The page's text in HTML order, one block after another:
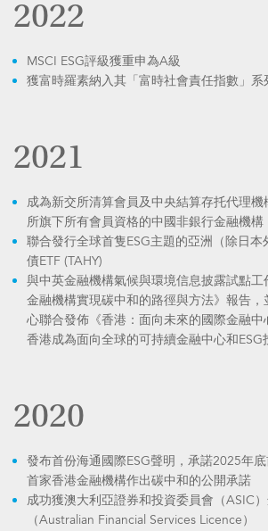
2022
MSCI ESG評級獲重申為A級
獲富時羅素納入其「富時社會責任指數」系
2021
成為新交所清算會員及中央結算存托代理
所旗下所有會員資格的中國非銀行金融機構
聯合發行全球首隻ESG主題的亞洲（除日
債ETF (TAHY)
與中英金融機構氣候與環境信息披露試點工
金融機構實現碳中和的路徑與方法》報告，
心聯合發佈《香港：面向未來的國際金融
香港成為面向全球的可持續金融中心和ESG
2020
發布首份海通國際ESG聲明，承諾2025年
首家香港金融機構作出碳中和的公開承諾
成功獲澳大利亞證券和投資委員會（ASIC
（Australian Financial Services Licence）